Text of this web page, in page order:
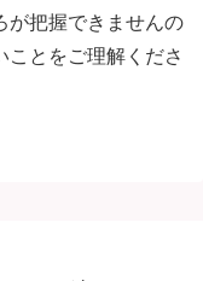
が把握できませんの
ことをご理解くださ